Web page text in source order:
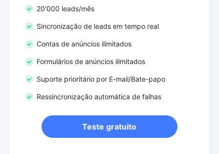
20'000 leads/mês
Sincronização de leads em tempo real
Contas de anúncios ilimitados
Formulários de anúncios ilimitados
Suporte prioritário por E-mail/Bate-papo
Ressincronização automática de falhas
Teste gratuito